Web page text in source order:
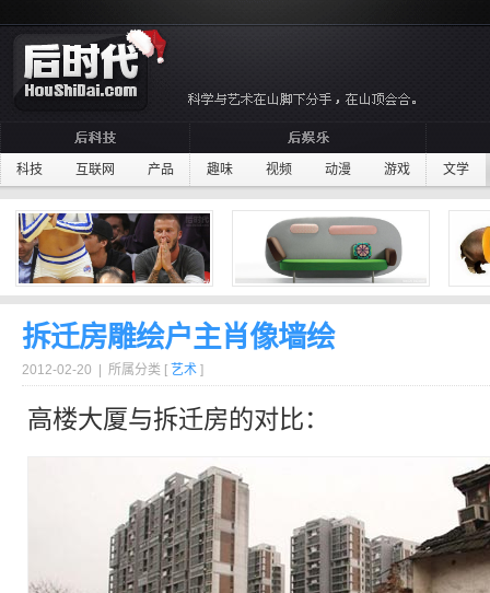
科技 互联网 产品 趣味 视频 动漫 游戏 文学
拆迁房雕绘户主肖像墙绘
2012-02-20 | 所属分类 [ 艺术 ]
高楼大厦与拆迁房的对比：